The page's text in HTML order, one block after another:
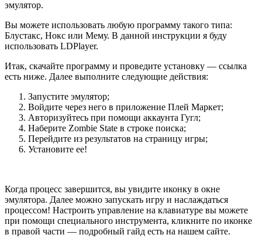
эмулятор.
Вы можете использовать любую программу такого типа:
Блустакс, Нокс или Мему. В данной инструкции я буду
использовать LDPlayer.
Итак, скачайте программу и проведите установку — ссылка
есть ниже. Далее выполните следующие действия:
Запустите эмулятор;
Войдите через него в приложение Плей Маркет;
Авторизуйтесь при помощи аккаунта Гугл;
Наберите Zombie State в строке поиска;
Перейдите из результатов на страницу игры;
Установите ее!
Когда процесс завершится, вы увидите иконку в окне
эмулятора. Далее можно запускать игру и наслаждаться
процессом! Настроить управление на клавиатуре вы можете
при помощи специального инструмента, кликните по иконке
в правой части — подробный гайд есть на нашем сайте.